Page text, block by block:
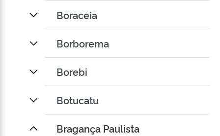
Boraceia
Borborema
Borebi
Botucatu
Bragança Paulista